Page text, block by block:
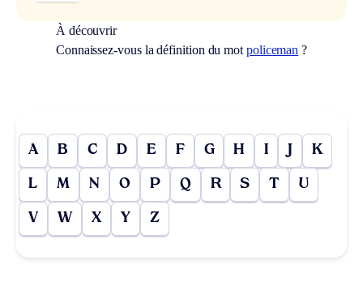
À découvrir
Connaissez-vous la définition du mot policeman ?
A B C D E F G H I J K
L M N O P Q R S T U
V W X Y Z